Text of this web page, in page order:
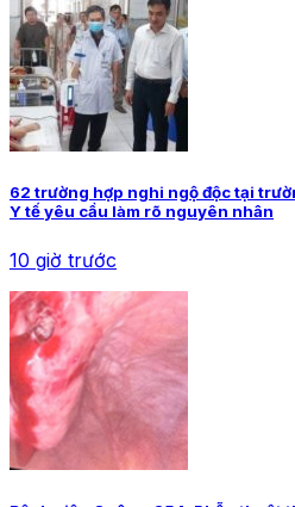
62 trường hợp nghi ngộ độc tại
Y tế yêu cầu làm rõ nguyên nhân
10 giờ trước